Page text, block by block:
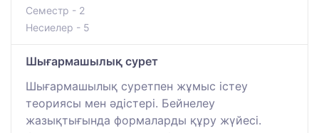
Семестр - 2
Несиелер - 5
Шығармашылық сурет
Шығармашылық суретпен жұмыс істеу
теориясы мен әдістері. Бейнелеу
жазықтығында формаларды құру жүйесі.